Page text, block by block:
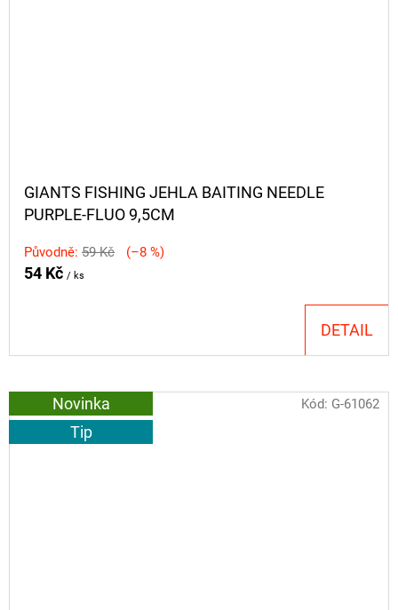
GIANTS FISHING JEHLA BAITING NEEDLE
PURPLE-FLUO 9,5CM
Původně: 59 Kč (–8 %)
54 Kč / ks
DETAIL
Novinka
Tip
Kód: G-61062